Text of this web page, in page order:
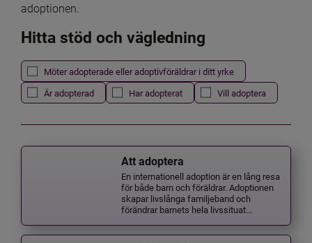
adoptionen.
Hitta stöd och vägledning
Filtrera resultatet
Det här formuläret postas automatiskt
Möter adopterade eller adoptivföräldrar i ditt yrke
Är adopterad
Har adopterat Vill adoptera
Att adoptera
En internationell adoption är en lång resa
för både barn och föräldrar. Adoptionen
skapar livslånga familjeband och
förändrar barnets hela livssituat...